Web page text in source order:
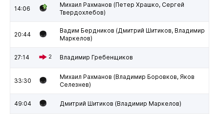
14:06
Михаил Рахманов (Петер Храшко, Сергей
Твердохлебов)
20:44
Вадим Бердников (Дмитрий Шитиков, Владимир
Маркелов)
27:14 2 Владимир Гребенщиков
33:30
Михаил Рахманов (Владимир Боровков, Яков
Селезнев)
49:04 Дмитрий Шитиков (Владимир Маркелов)